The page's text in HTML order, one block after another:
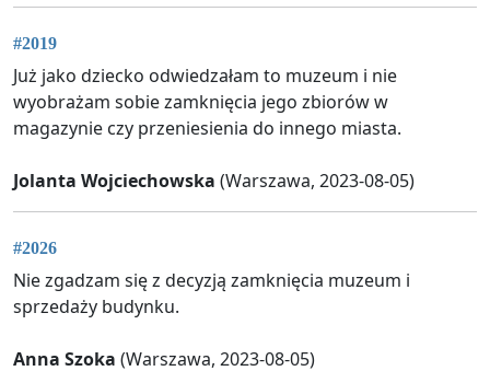
#2019
Już jako dziecko odwiedzałam to muzeum i nie
wyobrażam sobie zamknięcia jego zbiorów w
magazynie czy przeniesienia do innego miasta.
Jolanta Wojciechowska (Warszawa, 2023-08-05)
#2026
Nie zgadzam się z decyzją zamknięcia muzeum i
sprzedaży budynku.
Anna Szoka (Warszawa, 2023-08-05)